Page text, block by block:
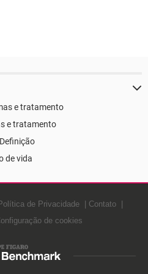
e tratamento
e tratamento
de vida
de Privacidade
Contato
de cookies